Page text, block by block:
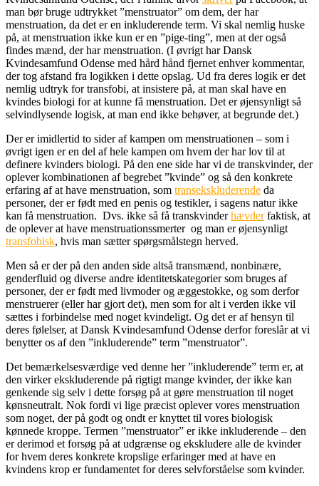
man bør bruge udtrykket ”menstruator” om dem, der har
menstruation, da det er en inkluderende term. Vi skal nemlig huske
på, at menstruation ikke kun er en ”pige-ting”, men at der også
findes mænd, der har menstruation. (I øvrigt har Dansk
Kvindesamfund Odense med hård hånd fjernet enhver kommentar,
der tog afstand fra logikken i dette opslag. Ud fra deres logik er det
nemlig udtryk for transfobi, at insistere på, at man skal have en
kvindes biologi for at kunne få menstruation. Det er øjensynligt så
selvindlysende logisk, at man end ikke behøver, at begrunde det.)
Der er imidlertid to sider af kampen om menstruationen – som i
øvrigt igen er en del af hele kampen om hvem der har lov til at
definere kvinders biologi. På den ene side har vi de transkvinder, der
oplever kombinationen af begrebet ”kvinde” og så den konkrete
erfaring af at have menstruation, som transekskluderende da
personer, der er født med en penis og testikler, i sagens natur ikke
kan få menstruation. Dvs. ikke så få transkvinderhævderfaktisk, at
de oplever at have menstruationssmerter og man er øjensynligt
transfobisk, hvis man sætter spørgsmålstegn herved.
Men så er der på den anden side altså transmænd, nonbinære,
genderfluid og diverse andre identitetskategorier som bruges af
personer, der er født med livmoder og æggestokke, og som derfor
menstruerer (eller har gjort det), men som for alt i verden ikke vil
sættes i forbindelse med noget kvindeligt. Og det er af hensyn til
deres følelser, at Dansk Kvindesamfund Odense derfor foreslår at vi
benytter os af den ”inkluderende” term ”menstruator”.
Det bemærkelsesværdige ved denne her ”inkluderende” term er, at
den virker ekskluderende på rigtigt mange kvinder, der ikke kan
genkende sig selv i dette forsøg på at gøre menstruation til noget
kønsneutralt. Nok fordi vi lige præcist oplever vores menstruation
som noget, der på godt og ondt er knyttet til vores biologisk
kønnede kroppe. Termen ”menstruator” er ikke inkluderende – den
er derimod et forsøg på at udgrænse og ekskludere alle de kvinder
for hvem deres konkrete kropslige erfaringer med at have en
kvindens krop er fundamentet for deres selvforståelse som kvinder.